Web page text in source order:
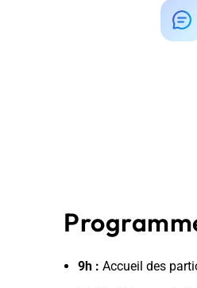
9h : Accueil des